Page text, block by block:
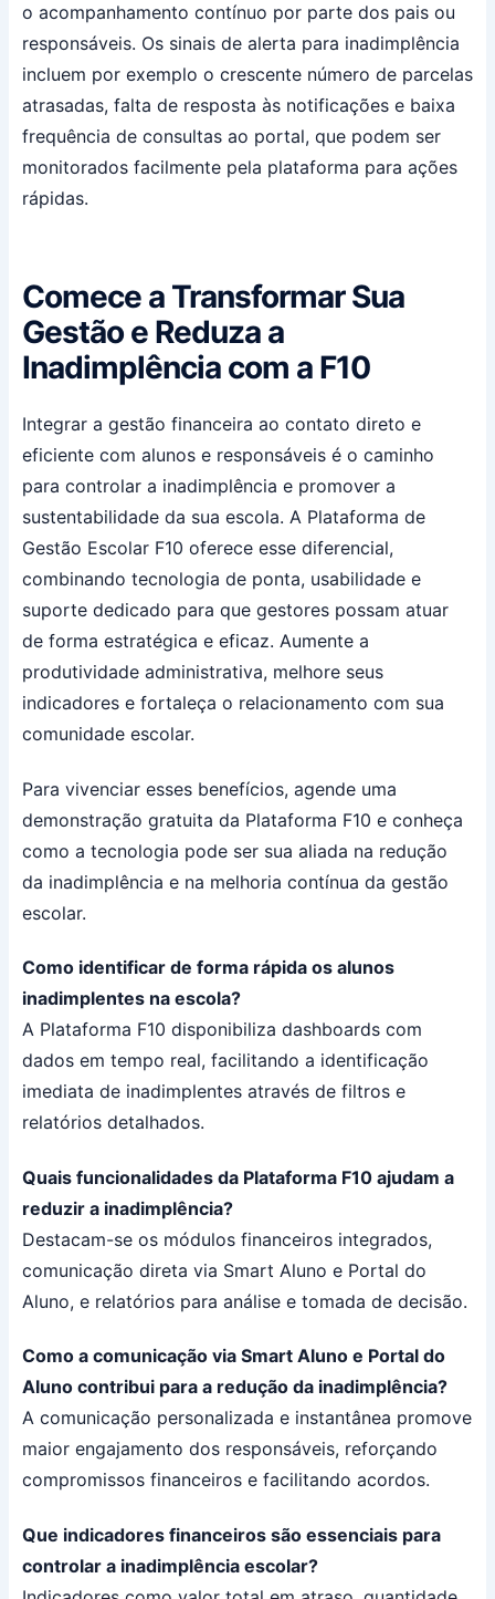
o acompanhamento contínuo por parte dos pais ou
responsáveis. Os sinais de alerta para inadimplência
incluem por exemplo o crescente número de parcelas
atrasadas, falta de resposta às notificações e baixa
frequência de consultas ao portal, que podem ser
monitorados facilmente pela plataforma para ações
rápidas.
Comece a Transformar Sua
Gestão e Reduza a
Inadimplência com a F10
Integrar a gestão financeira ao contato direto e
eficiente com alunos e responsáveis é o caminho
para controlar a inadimplência e promover a
sustentabilidade da sua escola. A Plataforma de
Gestão Escolar F10 oferece esse diferencial,
combinando tecnologia de ponta, usabilidade e
suporte dedicado para que gestores possam atuar
de forma estratégica e eficaz. Aumente a
produtividade administrativa, melhore seus
indicadores e fortaleça o relacionamento com sua
comunidade escolar.
Para vivenciar esses benefícios, agende uma
demonstração gratuita da Plataforma F10 e conheça
como a tecnologia pode ser sua aliada na redução
da inadimplência e na melhoria contínua da gestão
escolar.
Como identificar de forma rápida os alunos
inadimplentes na escola?
A Plataforma F10 disponibiliza dashboards com
dados em tempo real, facilitando a identificação
imediata de inadimplentes através de filtros e
relatórios detalhados.
Quais funcionalidades da Plataforma F10 ajudam a
reduzir a inadimplência?
Destacam-se os módulos financeiros integrados,
comunicação direta via Smart Aluno e Portal do
Aluno, e relatórios para análise e tomada de decisão.
Como a comunicação via Smart Aluno e Portal do
Aluno contribui para a redução da inadimplência?
A comunicação personalizada e instantânea promove
maior engajamento dos responsáveis, reforçando
compromissos financeiros e facilitando acordos.
Que indicadores financeiros são essenciais para
controlar a inadimplência escolar?